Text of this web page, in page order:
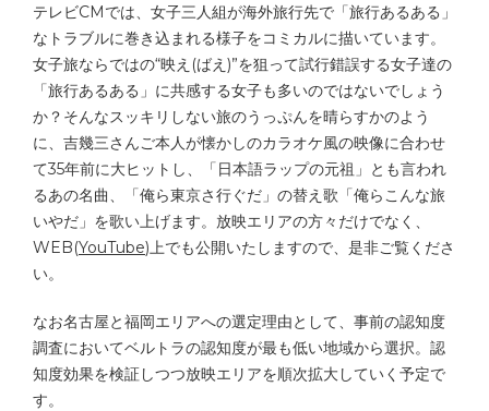
テレビCMでは、女子三人組が海外旅行先で「旅行あるある」
なトラブルに巻き込まれる様子をコミカルに描いています。
女子旅ならではの“映え(ばえ)”を狙って試行錯誤する女子達の
「旅行あるある」に共感する女子も多いのではないでしょう
か？そんなスッキリしない旅のうっぷんを晴らすかのよう
に、吉幾三さんご本人が懐かしのカラオケ風の映像に合わせ
て35年前に大ヒットし、「日本語ラップの元祖」とも言われ
るあの名曲、
「俺ら東京さ行ぐだ」 の替え歌「俺らこんな旅
いやだ」を歌い上げます。放映エリアの方々だけでなく、
WEB(YouTube)上でも公開いたしますので、是非ご覧くださ
い。
なお名古屋と福岡エリアへの選定理由として、事前の認知度
調査においてベルトラの認知度が最も低い地域から選択。認
知度効果を検証しつつ放映エリアを順次拡大していく予定で
す。